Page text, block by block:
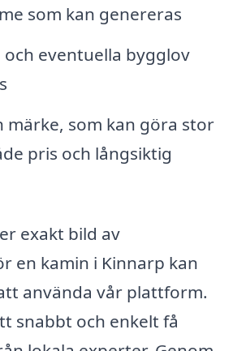
som kan genereras
eventuella bygglov
märke, som kan göra stor
pris och långsiktig
exakt bild av
en kamin i Kinnarp kan
använda vår plattform.
snabbt och enkelt få